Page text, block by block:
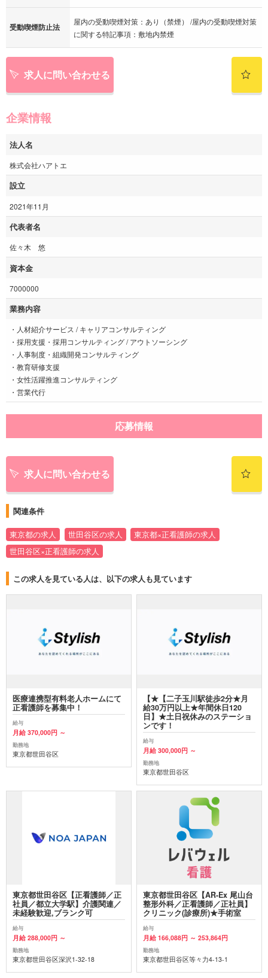
受動喫煙防止法
屋内の受動喫煙対策：あり（禁煙） /屋内の受動喫煙対策
に関する特記事項：敷地内禁煙
求人に問い合わせる
企業情報
法人名
株式会社ハアトエ
設立
2021年11月
代表者名
佐々木 悠
資本金
7000000
業務内容
・人材紹介サービス / キャリアコンサルティング
・採用支援・採用コンサルティング / アウトソーシング
・人事制度・組織開発コンサルティング
・教育研修支援
・女性活躍推進コンサルティング
・営業代行
応募情報
求人に問い合わせる
関連条件
東京都の求人 世田谷区の求人
東京都×正看護師の求人
世田谷区×正看護師の求人
この求人を見ている人は、以下の求人も見ています
医療連携型有料老人ホームにて
正看護師を募集中！
給与
月給 370,000円 ～
勤務地
東京都世田谷区
【★【二子玉川駅徒歩2分★月
給30万円以上★年間休日120
日】★土日祝休みのステーショ
ンです！
給与
月給 300,000円 ～
勤務地
東京都世田谷区
東京都世田谷区【正看護師／正
社員／都立大学駅】介護関連／
未経験歓迎,ブランク可
給与
月給 288,000円 ～
勤務地
東京都世田谷区深沢1-32-18
東京都世田谷区【AR-Ex 尾山台
整形外科／正看護師／正社員】
クリニック(診療所)★手術室
給与
月給 166,088円 ～ 253,864円
勤務地
東京都世田谷区等々力4-13-1